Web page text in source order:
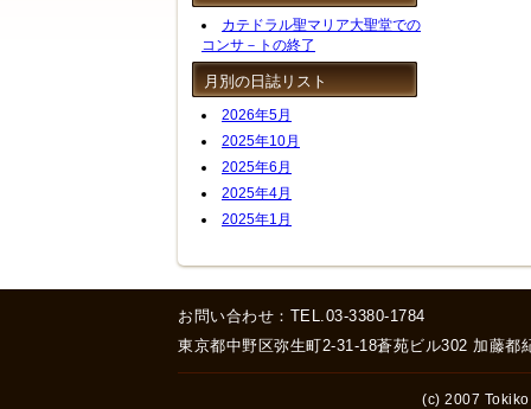
カテドラル聖マリア大聖堂での
コンサ－トの終了
月別の日誌リスト
2026年5月
2025年10月
2025年6月
2025年4月
2025年1月
お問い合わせ：TEL.03-3380-1784
東京都中野区弥生町2-31-18蒼苑ビル302 加藤都
(c) 2007